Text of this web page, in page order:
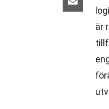
är